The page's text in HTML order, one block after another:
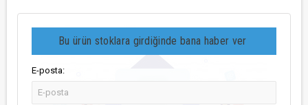
Bu ürün stoklara girdiğinde bana haber ver
E-posta: